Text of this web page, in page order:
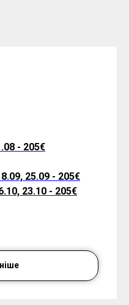
- 205€
25.09 - 205€
23.10 - 205€